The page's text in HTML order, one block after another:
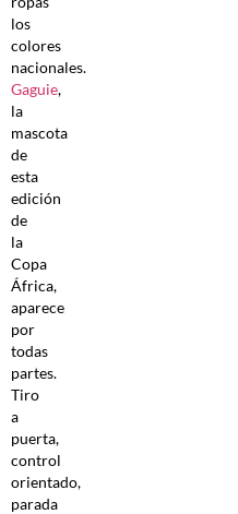
los
colores
nacionales.
Gaguie,
la
mascota
de
esta
edición
de
la
Copa
África,
aparece
por
todas
partes.
Tiro
a
puerta,
control
orientado,
parada